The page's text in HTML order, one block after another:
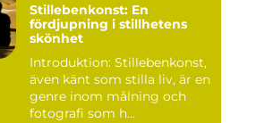
Stillebenkonst: En
fördjupning i stillhetens
skönhet
Introduktion: Stillebenkonst,
även känt som stilla liv, är en
genre inom målning och
fotografi som h...